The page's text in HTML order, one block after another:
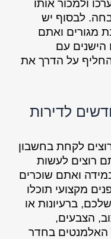
ולמכור אותו
לבסוף יש
מגורים ואתם
הישנים עם
על הדרך את
לדירות
לקחת בחשבון
רוצים לעשות
ואתם שוכרים
מקצועי תוכלו
ברעיונות או
הצבעים,
האלמנטים בחדר